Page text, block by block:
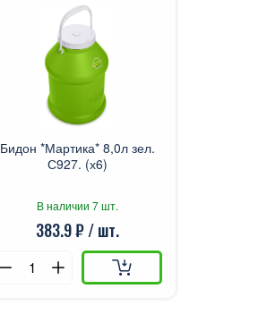
Бидон *Мартика* 8,0л зел.
С927. (х6)
В наличии 7 шт.
383.9 ₽ / шт.